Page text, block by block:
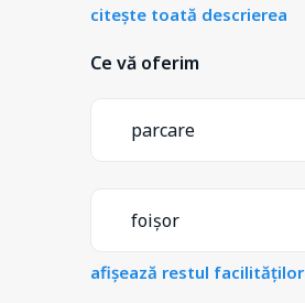
citește toată descrierea
Ce vă oferim
parcare
foișor
afișează restul facilităților